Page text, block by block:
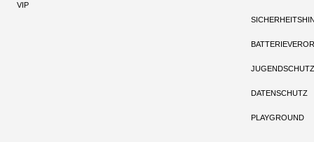
VIP
JUGENDSCHUTZ
DATENSCHUTZ
PLAYGROUND